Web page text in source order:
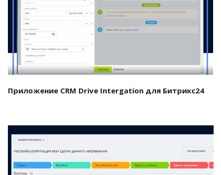
Смотреть проект
Приложение CRM Drive Intergation для Битрикс24